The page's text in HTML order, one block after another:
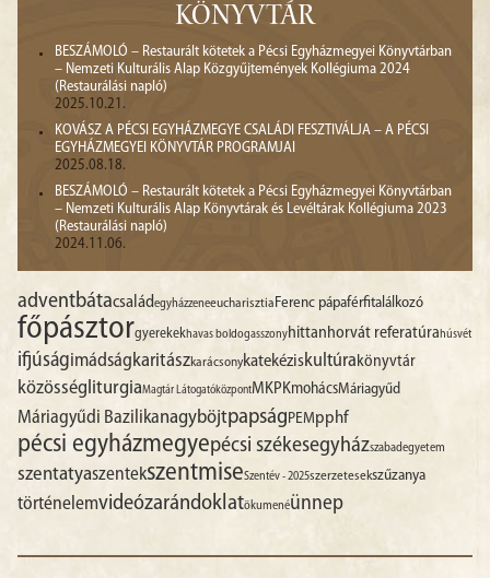
KÖNYVTÁR
BESZÁMOLÓ – Restaurált kötetek a Pécsi Egyházmegyei Könyvtárban
– Nemzeti Kulturális Alap Közgyűjtemények Kollégiuma 2024
(Restaurálási napló)
2025.10.21.
KOVÁSZ A PÉCSI EGYHÁZMEGYE CSALÁDI FESZTIVÁLJA – A PÉCSI
EGYHÁZMEGYEI KÖNYVTÁR PROGRAMJAI
2025.08.18.
BESZÁMOLÓ – Restaurált kötetek a Pécsi Egyházmegyei Könyvtárban
– Nemzeti Kulturális Alap Könyvtárak és Levéltárak Kollégiuma 2023
(Restaurálási napló)
2024.11.06.
adventbátacsaládegyházzeneeucharisztia Ferenc pápaférfitalálkozó
főpásztorgyerekekhavas boldogasszonyhittanhorvát referatúrahúsvét
ifjúságimádságkaritászkarácsonykatekéziskultúra könyvtár
közösség liturgiaMagtár LátogatóközpontMKPKmohácsMáriagyűd
Máriagyűdi BazilikanagyböjtpapságPEMpphf
pécsi egyházmegyepécsi székesegyházszabadegyetem
szentatyaszentekszentmiseSzentév - 2025szerzetesekszűzanya
történelemvideózarándoklatökumenéünnep